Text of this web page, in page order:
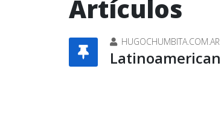
Artículos
HUGOCHUMBITA.COM.AR